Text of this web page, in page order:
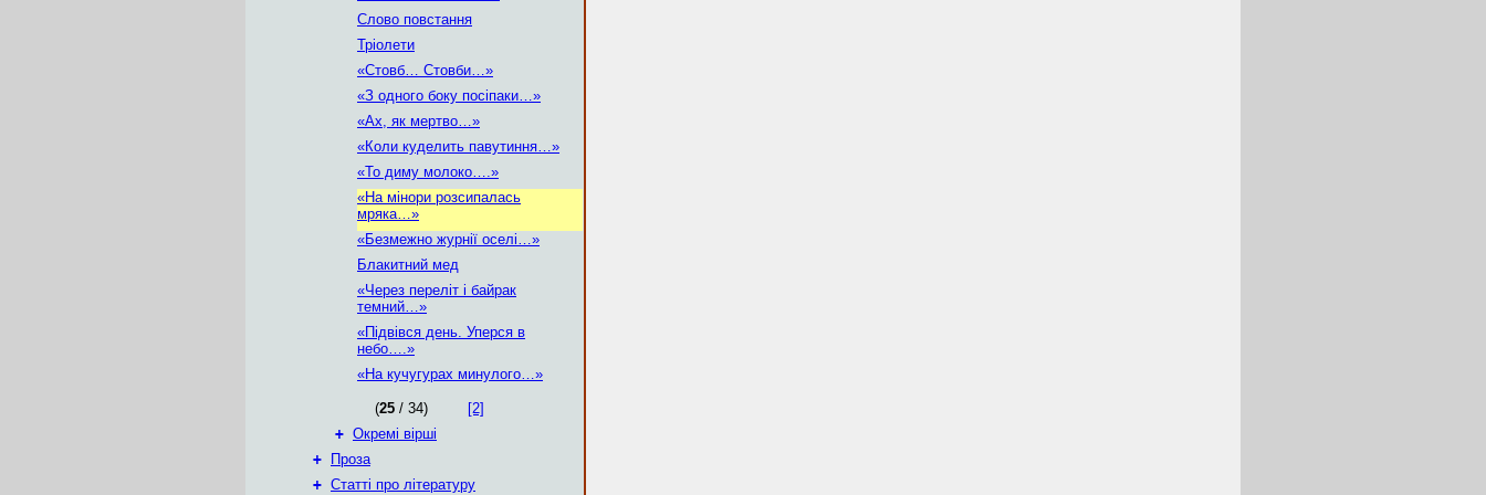
Слово повстання
Тріолети
«Стовб… Стовби…»
«З одного боку посіпаки…»
«Ах, як мертво…»
«Коли куделить павутиння…»
«То диму молоко….»
«На мінори розсипалась
мряка…»
«Безмежно журнії оселі…»
Блакитний мед
«Через переліт і байрак
темний…»
«Підвівся день. Уперся в
небо….»
«На кучугурах минулого…»
(25 / 34)
[2]
+ Окремі вірші
+
Проза
+ Статті про літературу